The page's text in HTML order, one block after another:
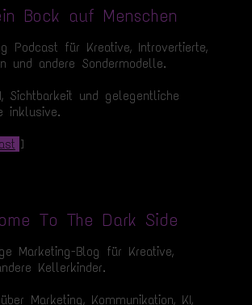
Bock auf Menschen
Podcast für Kreative, Introvertierte,
und andere Sondermodelle.
Sichtbarkeit und gelegentliche
inklusive.
]
To The Dark Side
Marketing-Blog für Kreative,
Kellerkinder.
Marketing, Kommunikation, KI,